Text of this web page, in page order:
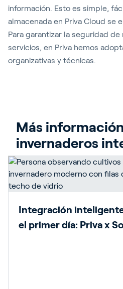
información. Esto es simple,
almacenada en Priva Cloud se
Para garantizar la seguridad
servicios, en Priva hemos
organizativas y técnicas.
Más
invernaderos
Integración
el primer día: Priva x